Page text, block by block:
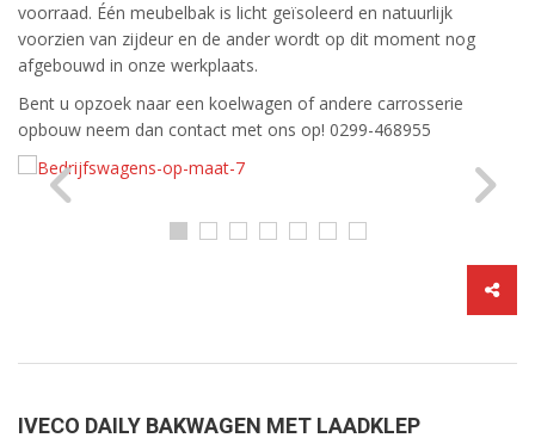
voorraad. Één meubelbak is licht geïsoleerd en natuurlijk
voorzien van zijdeur en de ander wordt op dit moment nog
afgebouwd in onze werkplaats.
Bent u opzoek naar een koelwagen of andere carrosserie
opbouw neem dan contact met ons op! 0299-468955
IVECO DAILY BAKWAGEN MET LAADKLEP